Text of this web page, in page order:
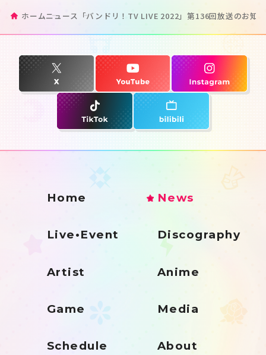
ホームニュース 「バンドリ！TV LIVE 2022」第136回放送のお知
Home News
Live•Event Discography
Artist Anime
Game Media
Schedule About